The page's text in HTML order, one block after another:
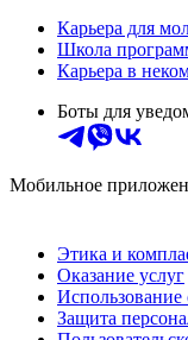
Карьера для
Школа
Карьера в
Боты для
Мобильное
Этика и
Оказание услуг
Использование
Защита